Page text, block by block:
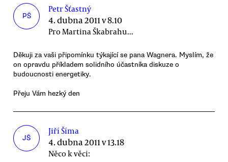
PŠ
Petr Šťastný
4. dubna 2011 v 8.10
Pro Martina Škabrahu...
Děkuji za vaši připomínku týkající se pana Wagnera. Myslím, že
on opravdu příkladem solidního účastníka diskuze o
budoucnosti energetiky.
Přeju Vám hezký den
JŠ
Jiří Šíma
4. dubna 2011 v 13.18
Něco k věci: